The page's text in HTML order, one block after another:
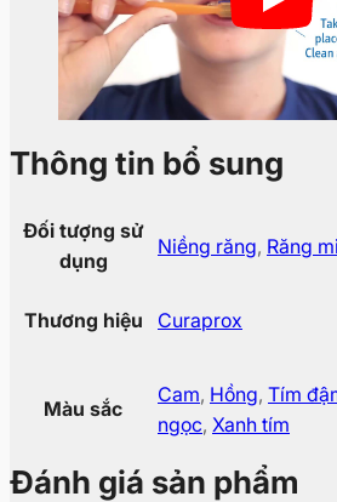
Thông tin bổ sung
Đối tượng sử
dụng
Niềng răng, Răng
Thương hiệu Curaprox
Màu sắc
Cam, Hồng, Tím
ngọc, Xanh tím
Đánh giá sản phẩm